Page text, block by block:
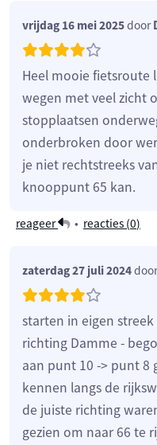
vrijdag 16 mei 2025door
Heel mooie fietsroute
wegen met veel zicht
stopplaatsen
onderbroken door
je niet rechtstreeks
knooppunt 65 kan.
reageer • reacties (0)
zaterdag 27 juli 2024
starten in eigen
richting Damme -
aan punt 10 -> punt 8
kennen langs de
de juiste richting
gezien om naar 66 te